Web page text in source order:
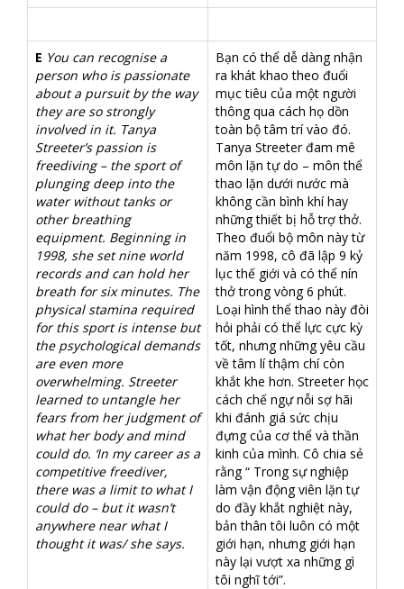
E You can recognise a
person who is passionate
about a pursuit by the way
they are so strongly
involved in it. Tanya
Streeter’s passion is
freediving – the sport of
plunging deep into the
water without tanks or
other breathing
equipment. Beginning in
1998, she set nine world
records and can hold her
breath for six minutes. The
physical stamina required
for this sport is intense but
the psychological demands
are even more
overwhelming. Streeter
learned to untangle her
fears from her judgment of
what her body and mind
could do. ‘In my career as a
competitive freediver,
there was a limit to what I
could do – but it wasn’t
anywhere near what I
thought it was/ she says.
Bạn có thể dễ dàng nhận
ra khát khao theo đuổi
mục tiêu của một người
thông qua cách họ dồn
toàn bộ tâm trí vào đó.
Tanya Streeter đam mê
môn lặn tự do – môn thể
thao lặn dưới nước mà
không cần bình khí hay
những thiết bị hỗ trợ thở.
Theo đuổi bộ môn này từ
năm 1998, cô đã lập 9 kỷ
lục thế giới và có thể nín
thở trong vòng 6 phút.
Loại hình thể thao này đòi
hỏi phải có thể lực cực kỳ
tốt, nhưng những yêu cầu
về tâm lí thậm chí còn
khắt khe hơn. Streeter học
cách chế ngự nỗi sợ hãi
khi đánh giá sức chịu
đựng của cơ thể và thần
kinh của mình. Cô chia sẻ
rằng “ Trong sự nghiệp
làm vận động viên lặn tự
do đầy khắt nghiệt này,
bản thân tôi luôn có một
giới hạn, nhưng giới hạn
này lại vượt xa những gì
tôi nghĩ tới”.